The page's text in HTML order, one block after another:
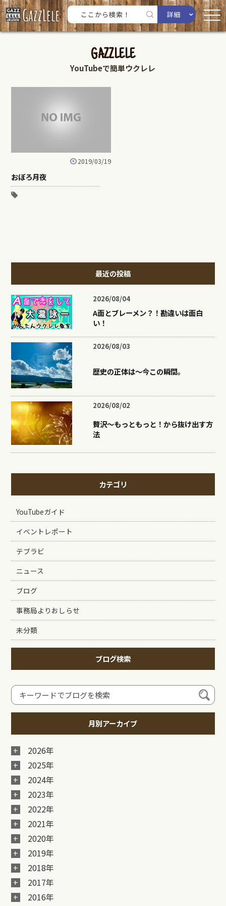
詳細
GAZZLELE
YouTubeで簡単ウクレレ
2019/03/19
おぼろ月夜
最近の投稿
2026/08/04
A面とブレーメン？！勘違いは面白
い！
2026/08/03
歴史の正体は〜今この瞬間。
2026/08/02
贅沢〜もっともっと！から抜け出す方
法
カテゴリ
YouTubeガイド
イベントレポート
テブラビ
ニュース
ブログ
事務局よりおしらせ
未分類
ブログ検索
月別アーカイブ
2026年
2025年
2024年
2023年
2022年
2021年
2020年
2019年
2018年
2017年
2016年